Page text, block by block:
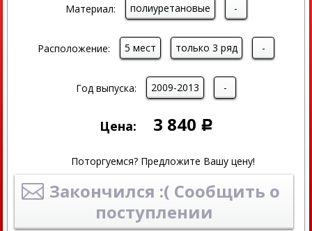
Материал: полиуретановые -
Расположение: 5 мест только 3 ряд -
Год выпуска: 2009-2013 -
Цена: 3 840 Р
Поторгуемся? Предложите Вашу цену!
Закончился :( Сообщить о
поступлении